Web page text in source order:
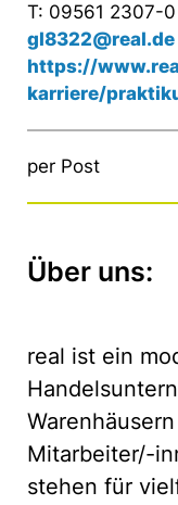
T: 09561 2307-0
gl8322@real.de
https://
karriere/
per Post
Über uns:
real ist ein
Mitarbeiter/-
stehen für